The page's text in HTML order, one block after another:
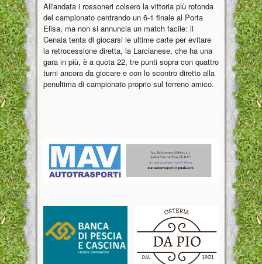
All'andata i rossoneri colsero la vittoria più rotonda
del campionato centrando un 6-1 finale al Porta
Elisa, ma non si annuncia un match facile: il
Cenaia tenta di giocarsi le ultime carte per evitare
la retrocessione diretta, la Larcianese, che ha una
gara in più, è a quota 22, tre punti sopra con quattro
turni ancora da giocare e con lo scontro diretto alla
penultima di campionato proprio sul terreno amico.